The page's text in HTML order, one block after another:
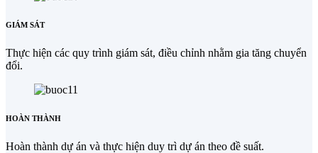
GIÁM SÁT
Thực hiện các quy trình giám sát, điều chỉnh nhằm gia tăng chuyển
đổi.
HOÀN THÀNH
Hoàn thành dự án và thực hiện duy trì dự án theo đề suất.